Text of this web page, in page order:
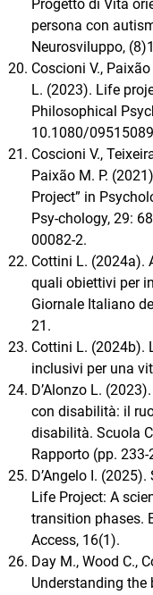
Progetto di Vita
persona con
Neurosviluppo,
Coscioni V.,
L. (2023). Life
Philosophical
10.1080/
Coscioni V.,
Paixão M. P.
Project” in
Psy-chology, 29:
00082-2.
Cottini L. (2024a).
quali obiettivi per
Giornale Italiano
21.
Cottini L. (2024b).
inclusivi per una
D’Alonzo L.
con disabilità: il
disabilità. Scuola
Rapporto (pp.
D’Angelo I.
Life Project: A
transition phases.
Access, 16(1).
Day M., Wood C.,
Understanding